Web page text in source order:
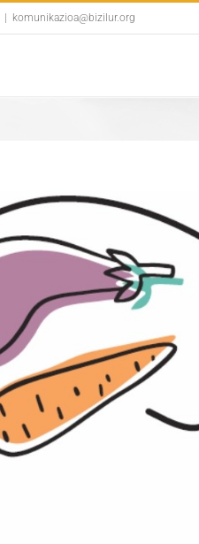
komunikazioa@bizilur.org